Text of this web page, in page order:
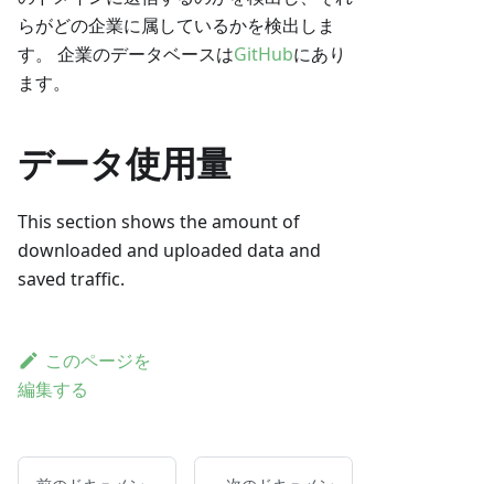
らがどの企業に属しているかを検出しま
す。 企業のデータベースはGitHubにあり
ます。
データ使用量
This section shows the amount of
downloaded and uploaded data and
saved traffic.
このページを
編集する